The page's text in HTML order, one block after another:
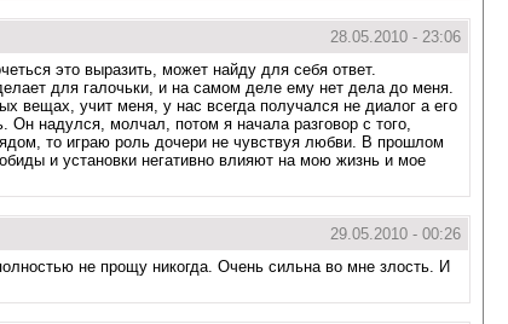
28.05.2010 - 23:06
это выразить, может найду для себя ответ.
для галочьки, и на самом деле ему нет дела до меня.
вещах, учит меня, у нас всегда получался не диалог а его
надулся, молчал, потом я начала разговор с того,
то играю роль дочери не чувствуя любви. В прошлом
и установки негативно влияют на мою жизнь и мое
29.05.2010 - 00:26
не прощу никогда. Очень сильна во мне злость. И